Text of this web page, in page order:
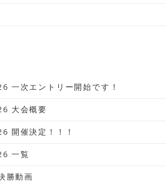
一次エントリー開始です！
大会概要
開催決定！！！
一覧
勝動画